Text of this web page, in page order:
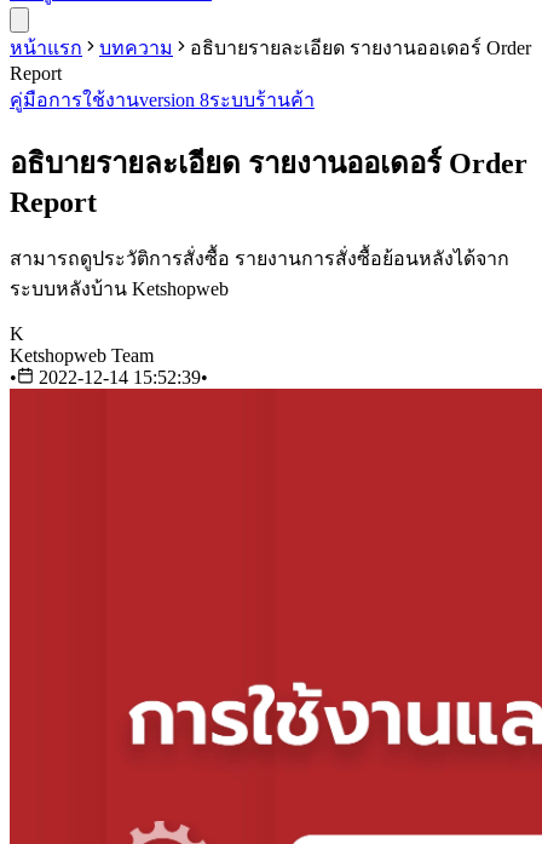
หน้าแรก บทความ
อธิบายรายละเอียด รายงานออเดอร์ Order
Report
คู่มือการใช้งานversion 8ระบบร้านค้า
อธิบายรายละเอียด รายงานออเดอร์ Order
Report
สามารถดูประวัติการสั่งซื้อ รายงานการสั่งซื้อย้อนหลังได้จาก
ระบบหลังบ้าน Ketshopweb
K
Ketshopweb Team
•
2022-12-14 15:52:39•